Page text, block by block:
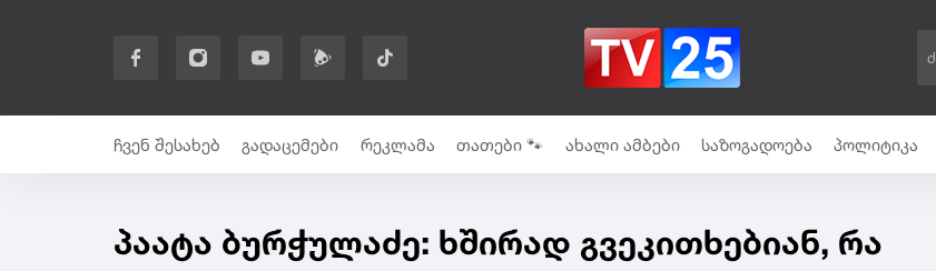
ჩვენ შესახებ გადაცემები რეკლამა თათები 🐾 ახალი ამბები საზოგადოება პოლიტიკა
პაატა ბურჭულაძე: ხშირად გვეკითხებიან, რა